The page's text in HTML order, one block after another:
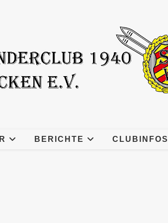
BERICHTE CLUBINFOS